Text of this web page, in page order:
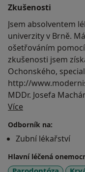
Zkušenosti
Jsem absolventem
univerzity v Brně.
ošetřováním
zkušenosti jsem
Ochonského,
http://
MDDr. Josefa
http://
„Mým cílem je
nebo navrátí zdraví
Absolvovaná
Více
Odborník na:
Zubní lékařství
Hlavní léčená